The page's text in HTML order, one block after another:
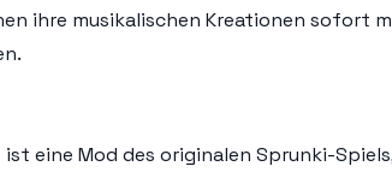
ihre musikalischen Kreationen sofort
ist eine Mod des originalen Sprunki-